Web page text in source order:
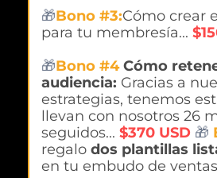
🎁Bono #3:Cómo crear
para tu membresía...
🎁Bono #4Cómo
audiencia: Gracias a
estrategias, tenemos
llevan con nosotros 26
seguidos... $370 USD 🎁
regalo dos plantillas
en tu embudo de